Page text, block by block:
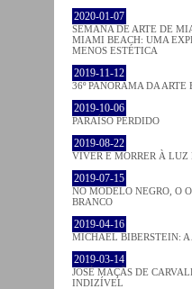
2020-01-07
SEMANA DE ARTE DE
MIAMI BEACH: UMA
MENOS ESTÉTICA
2019-11-12
36º PANORAMA DA ARTE
2019-10-06
PARAÍSO PERDIDO
2019-08-22
VIVER E MORRER À LUZ
2019-07-15
NO MODELO NEGRO, O
BRANCO
2019-04-16
MICHAEL BIBERSTEIN: A
2019-03-14
JOSÉ MAÇÃS DE
INDIZÍVEL